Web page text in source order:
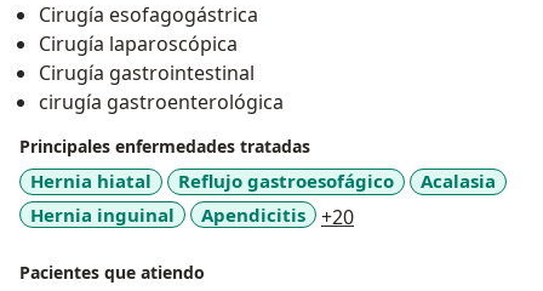
Cirugía esofagogástrica
Cirugía laparoscópica
Cirugía gastrointestinal
cirugía gastroenterológica
Principales enfermedades tratadas
Hernia hiatal Reflujo gastroesofágico
Acalasia
Hernia inguinal
Apendicitis +20
Pacientes que atiendo